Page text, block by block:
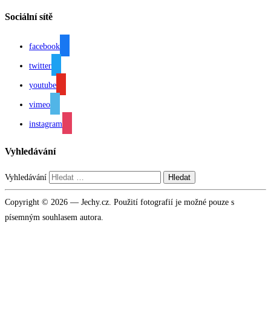
Sociální sítě
facebook
twitter
youtube
vimeo
instagram
Vyhledávání
Vyhledávání
Copyright © 2026 — Jechy.cz. Použití fotografií je možné pouze s
písemným souhlasem autora.